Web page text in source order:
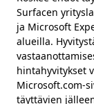
Surfacen
ja Microsoft
alueilla.
hintahyvitykset
Microsoft.com-
täyttävien